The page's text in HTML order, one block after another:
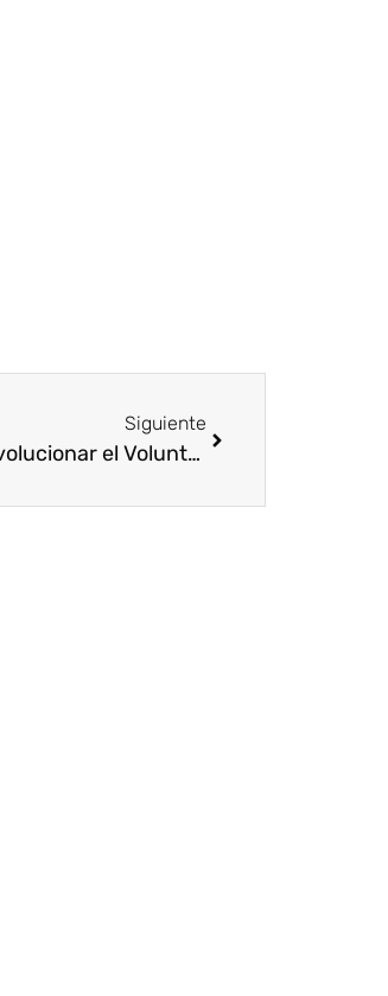
Siguiente
10 lecciones para evolucionar el Voluntariado Corporativo